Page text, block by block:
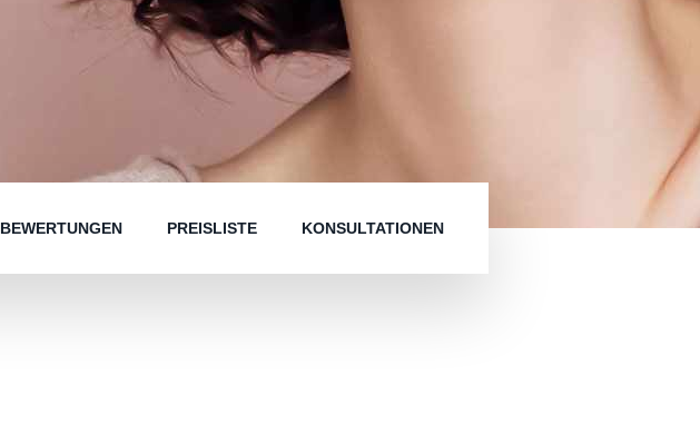
BEWERTUNGEN PREISLISTE KONSULTATIONEN